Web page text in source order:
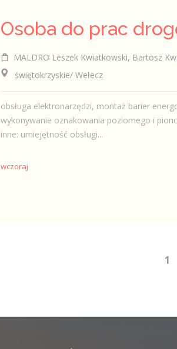
Osoba do prac
MALDRO Leszek Kwiatkowski, Bartosz Kwiatkowski, Szymon
świętokrzyskie/ Wełecz
obsługa elektronarzędzi, montaż barier
wykonywanie oznakowania poziomego i
inne: umiejętność obsługi...
wczoraj
1